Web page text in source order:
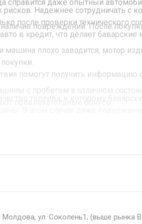
справится даже опытный
повреждений. После
машина плохо заводится, мотор
помогут получить информацию
топлива, к которому
Надежнее сотрудничать с
после проверки технического
в кредит, что делает
с пробегом в отличном
участие в программе trade-in и
приехать в Кишинев.
Молдова, ул. Соколень1, (выше рынка